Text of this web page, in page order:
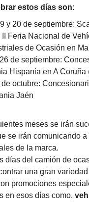
estos días son:
y 20 de septiembre:
II Feria Nacional de
de Ocasión en
de septiembre:
Hispania en A Coruña
de octubre:
Jaén
meses se irán
se irán comunicando
de la marca.
días del camión de
una gran
promociones
en esos días como,